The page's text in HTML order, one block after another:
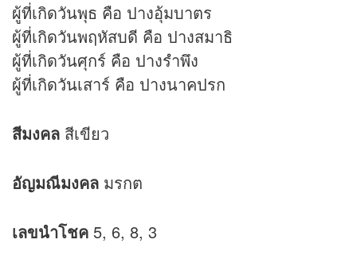
ผู้ที่เกิดวันพุธ คือ ปางอุ้มบาตร
ผู้ที่เกิดวันพฤหัสบดี คือ ปางสมาธิ
ผู้ที่เกิดวันศุกร์ คือ ปางรำพึง
ผู้ที่เกิดวันเสาร์ คือ ปางนาคปรก
สีมงคล สีเขียว
อัญมณีมงคล มรกต
เลขนำโชค 5, 6, 8, 3